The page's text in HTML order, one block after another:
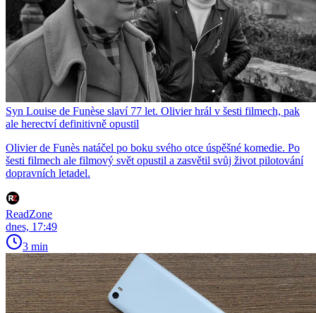
Syn Louise de Funèse slaví 77 let. Olivier hrál v šesti filmech, pak
ale herectví definitivně opustil
Olivier de Funès natáčel po boku svého otce úspěšné komedie. Po
šesti filmech ale filmový svět opustil a zasvětil svůj život pilotování
dopravních letadel.
ReadZone
dnes, 17:49
3 min